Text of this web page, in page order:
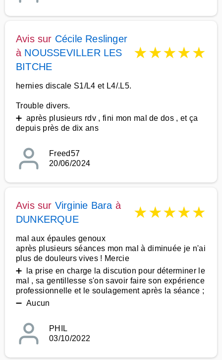
Avis sur Cécile Reslinger
à NOUSSEVILLER LES
BITCHE
★★★★★
hernies discale S1/L4 et L4/.L5.
Trouble divers.
➕ après plusieurs rdv , fini mon mal de dos , et ça
depuis près de dix ans
Freed57
20/06/2024
Avis sur Virginie Bara à
DUNKERQUE
★★★★★
mal aux épaules genoux
après plusieurs séances mon mal à diminuée je n'ai
plus de douleurs vives ! Mercie
➕ la prise en charge la discution pour déterminer le
mal , sa gentillesse s'on savoir faire son expérience
professionnelle et le soulagement après la séance ;
➖ Aucun
PHIL
03/10/2022